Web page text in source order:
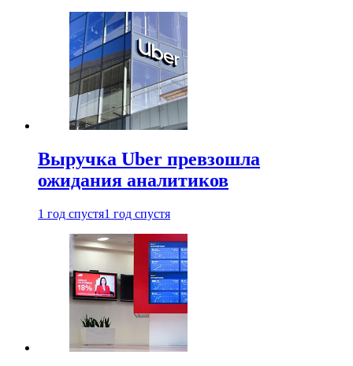
Выручка Uber превзошла
ожидания аналитиков
1 год спустя1 год спустя